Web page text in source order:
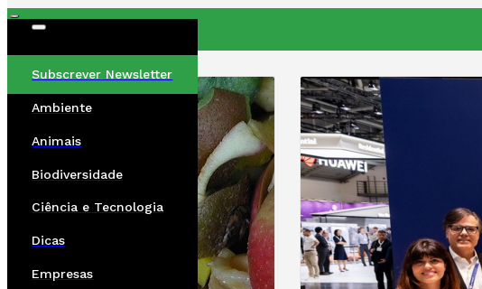
Subscrever Newsletter
Ambiente
Animais
Biodiversidade
Ciência e Tecnologia
Dicas
Empresas